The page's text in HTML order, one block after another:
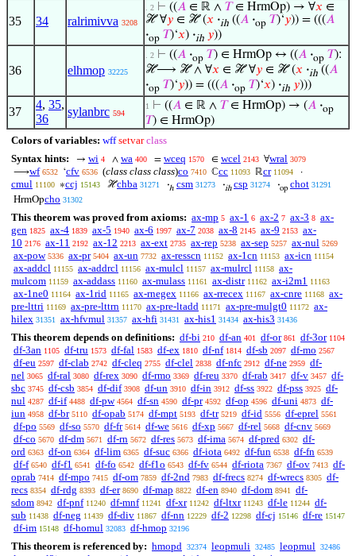
35 34 ralrimivva 3208
. 2 ⊢ ((𝐴 ∈ ℝ ∧ 𝑇∈ HrmOp) → ∀𝑥 ∈
ℋ ∀𝑦 ∈ ℋ (𝑥 ·ih ((𝐴 ·op 𝑇)‘𝑦)) = (((𝐴
·op 𝑇)‘𝑥) ·ih 𝑦))
36 elhmop 32225
. 2 ⊢ ((𝐴 ·op 𝑇) ∈ HrmOp ↔ ((𝐴 ·op 𝑇):
ℋ⟶ ℋ ∧ ∀𝑥 ∈ ℋ ∀𝑦 ∈ ℋ (𝑥 ·ih ((𝐴
·op 𝑇)‘𝑦)) = (((𝐴 ·op 𝑇)‘𝑥) ·ih 𝑦)))
37
4, 35,
36
sylanbrc 594
1 ⊢ ((𝐴 ∈ ℝ ∧ 𝑇∈ HrmOp) → (𝐴 ·op
𝑇) ∈ HrmOp)
Colors of variables: wff setvar class
Syntax hints:
→ wi 4 ∧ wa 400 = wceq 1570 ∈ wcel 2143 ∀wral 3079
⟶wf 6532 ‘cfv 6536 (class class class)co 7410 ℂcc 11093 ℝcr 11094 ·
cmul 11100 ∗ccj 15143 ℋchba 31271 ·ℎ csm 31273 ·ih csp 31274 ·op chot 31291
HrmOpcho 31302
This theorem was proved from axioms: ax-mp 5 ax-1 6 ax-2 7 ax-3 8 ax-
gen 1825 ax-4 1839 ax-5 1940 ax-6 1997 ax-7 2038 ax-8 2145 ax-9 2153 ax-
10 2176 ax-11 2192 ax-12 2213 ax-ext 2735 ax-rep 5238 ax-sep 5257 ax-nul 5269
ax-pow 5336 ax-pr 5404 ax-un 7732 ax-resscn 11152 ax-1cn 11153 ax-icn 11154
ax-addcl 11155 ax-addrcl 11156 ax-mulcl 11157 ax-mulrcl 11158 ax-
mulcom 11159 ax-addass 11160 ax-mulass 11161 ax-distr 11162 ax-i2m1 11163
ax-1ne0 11164 ax-1rid 11165 ax-rnegex 11166 ax-rrecex 11167 ax-cnre 11168 ax-
pre-lttri 11169 ax-pre-lttrn 11170 ax-pre-ltadd 11171 ax-pre-mulgt0 11172 ax-
hilex 31351 ax-hfvmul 31357 ax-hfi 31431 ax-his1 31434 ax-his3 31436
This theorem depends on definitions: df-bi 210 df-an 401 df-or 861 df-3or 1104
df-3an 1105 df-tru 1573 df-fal 1583 df-ex 1810 df-nf 1814 df-sb 2097 df-mo 2567
df-eu 2597 df-clab 2742 df-cleq 2755 df-clel 2838 df-nfc 2912 df-ne 2959 df-
nel 3065 df-ral 3080 df-rex 3090 df-rmo 3369 df-reu 3370 df-rab 3417 df-v 3457 df-
sbc 3745 df-csb 3854 df-dif 3908 df-un 3910 df-in 3912 df-ss 3922 df-pss 3925 df-
nul 4287 df-if 4488 df-pw 4564 df-sn 4590 df-pr 4592 df-op 4596 df-uni 4873 df-
iun 4958 df-br 5110 df-opab 5174 df-mpt 5193 df-tr 5219 df-id 5556 df-eprel 5561
df-po 5569 df-so 5570 df-fr 5614 df-we 5616 df-xp 5667 df-rel 5668 df-cnv 5669
df-co 5670 df-dm 5671 df-rn 5672 df-res 5673 df-ima 5674 df-pred 6302 df-
ord 6363 df-on 6364 df-lim 6365 df-suc 6366 df-iota 6492 df-fun 6538 df-fn 6539
df-f 6540 df-f1 6541 df-fo 6542 df-f1o 6543 df-fv 6544 df-riota 7367 df-ov 7413 df-
oprab 7414 df-mpo 7415 df-om 7859 df-2nd 7983 df-frecs 8274 df-wrecs 8305 df-
recs 8354 df-rdg 8393 df-er 8690 df-map 8822 df-en 8940 df-dom 8941
df-
sdom 8942 df-pnf 11240 df-mnf 11241 df-xr 11242 df-ltxr 11243 df-le 11244 df-
sub 11438 df-neg 11439 df-div 11867 df-nn 12229 df-2 12298 df-cj 15146 df-re 15147
df-im 15148 df-homul 32083 df-hmop 32196
This theorem is referenced by: hmopd 32374 leopmuli 32485 leopmul 32486